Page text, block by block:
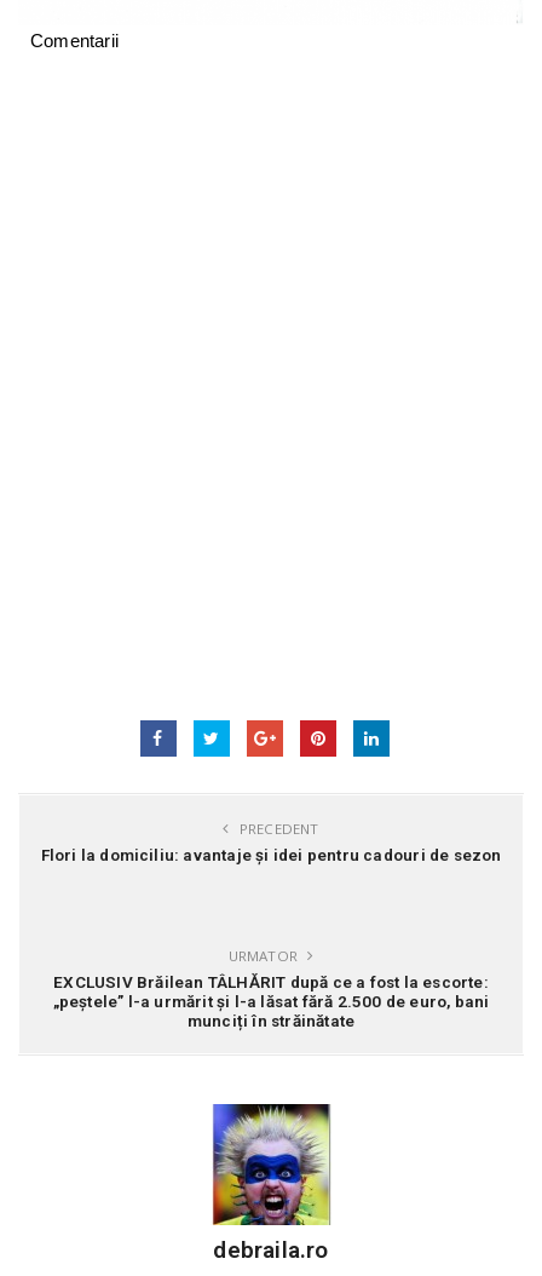
Comentarii
PRECEDENT
Flori la domiciliu: avantaje și idei pentru cadouri de sezon
URMATOR
EXCLUSIV Brăilean TÂLHĂRIT după ce a fost la escorte:
„peștele” l-a urmărit și l-a lăsat fără 2.500 de euro, bani
munciți în străinătate
debraila.ro